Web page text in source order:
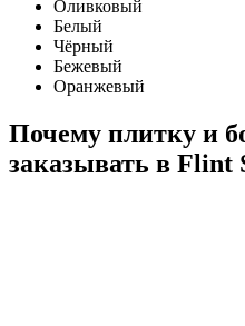
Оливковый
Белый
Чёрный
Бежевый
Оранжевый
Почему плитку и
заказывать в Flint